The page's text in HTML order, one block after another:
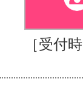
［受付